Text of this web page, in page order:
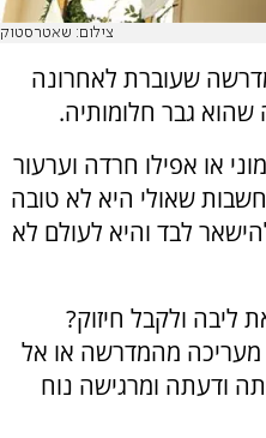
צילום: שאטרסטוק
מדרשה שעוברת לאחרונה
גבר חלומותיה.
או אפילו חרדה וערעור
שאולי היא לא טובה
לבד והיא לעולם לא
ליבה ולקבל חיזוק?
מהמדרשה או אל
ודעתה ומרגישה נוח